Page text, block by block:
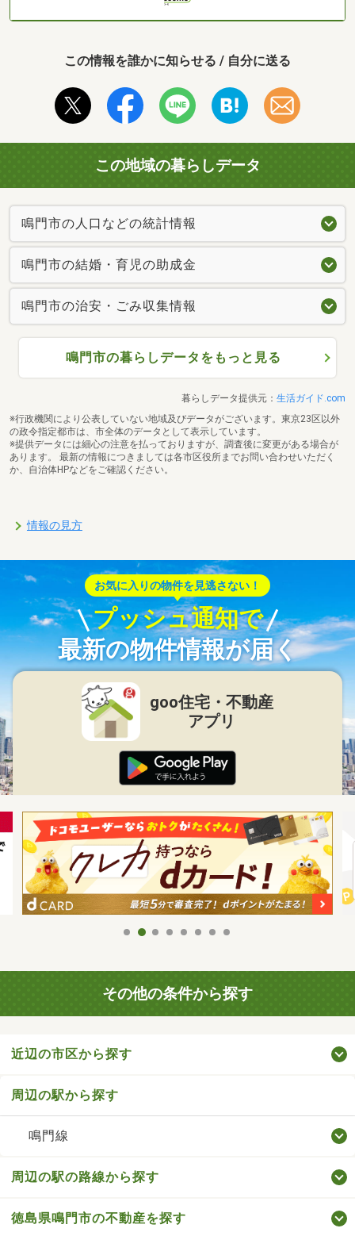
この情報を誰かに知らせる / 自分に送る
この地域の暮らしデータ
鳴門市の人口などの統計情報
鳴門市の結婚・育児の助成金
鳴門市の治安・ごみ収集情報
鳴門市の暮らしデータをもっと見る
暮らしデータ提供元： 生活ガイド.com
※行政機関により公表していない地域及びデータがございます。東京23区以外
の政令指定都市は、市全体のデータとして表示しています。
※提供データには細心の注意を払っておりますが、調査後に変更がある場合が
あります。 最新の情報につきましては各市区役所までお問い合わせいただく
か、自治体HPなどをご確認ください。
情報の見方
お気に入りの物件を見逃さない！
プッシュ通知で
最新の物件情報が届く
goo住宅・不動産
アプリ
その他の条件から探す
近辺の市区から探す
周辺の駅から探す
鳴門線
周辺の駅の路線から探す
徳島県鳴門市の不動産を探す